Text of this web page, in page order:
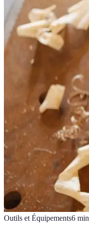
Outils et Équipements6 min